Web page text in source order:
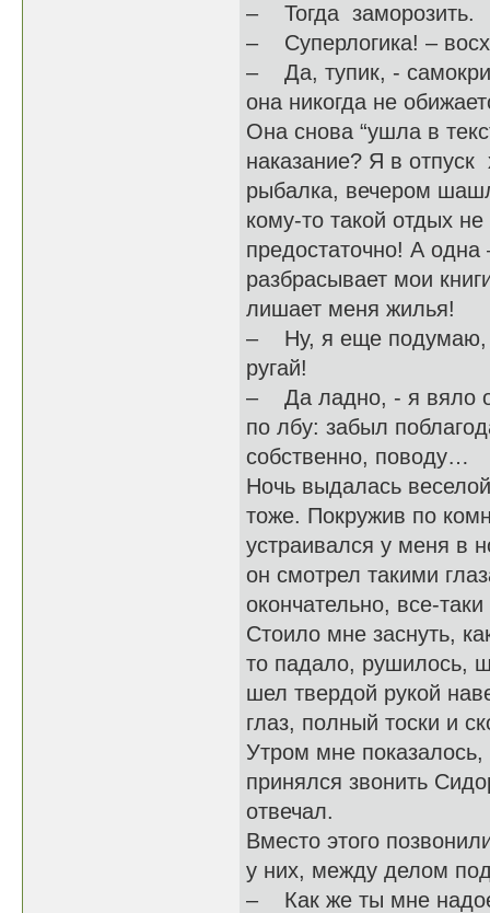
– Тогда заморозить.
– Суперлогика! –
– Да, тупик, -
она никогда не
Она снова “ушла в
наказание? Я в
рыбалка, вечером
кому-то такой отдых
предостаточно! А
разбрасывает мои
лишает меня жилья!
– Ну, я еще подумаю,
ругай!
– Да ладно, - я вяло
по лбу: забыл
собственно, поводу…
Ночь выдалась
тоже. Покружив по
устраивался у меня в
он смотрел такими
окончательно, все-
Стоило мне заснуть,
то падало, рушилось,
шел твердой рукой
глаз, полный
Утром мне показалось,
принялся звонить
отвечал.
Вместо этого
у них, между делом
– Как же ты мне